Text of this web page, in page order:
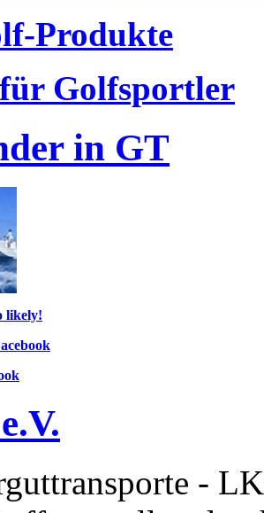
Produkte
Golfsportler
in GT
likely!
-